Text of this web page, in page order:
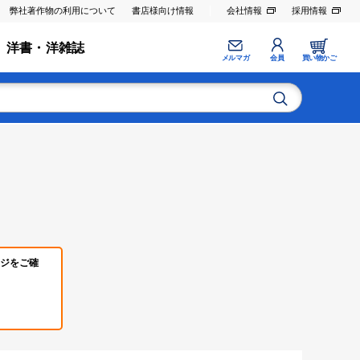
弊社著作物の利用について 書店様向け情報 会社情報 採用情報
洋書・洋雑誌
メルマガ 会員 買い物かご
をご確